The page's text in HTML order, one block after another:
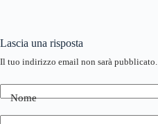
Lascia una risposta
Il tuo indirizzo email non sarà pubblicato.
Nome